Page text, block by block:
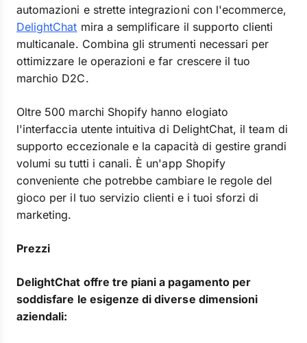
automazioni e strette integrazioni con l'ecommerce,
DelightChat mira a semplificare il supporto clienti
multicanale. Combina gli strumenti necessari per
ottimizzare le operazioni e far crescere il tuo
marchio D2C.
Oltre 500 marchi Shopify hanno elogiato
l'interfaccia utente intuitiva di DelightChat, il team di
supporto eccezionale e la capacità di gestire grandi
volumi su tutti i canali. È un'app Shopify
conveniente che potrebbe cambiare le regole del
gioco per il tuo servizio clienti e i tuoi sforzi di
marketing.
Prezzi
DelightChat offre tre piani a pagamento per
soddisfare le esigenze di diverse dimensioni
aziendali: